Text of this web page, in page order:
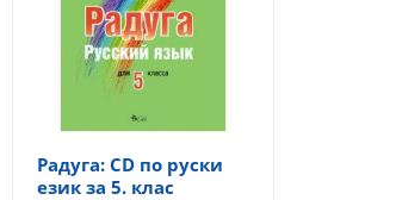
Радуга: CD по руски
език за 5. клас